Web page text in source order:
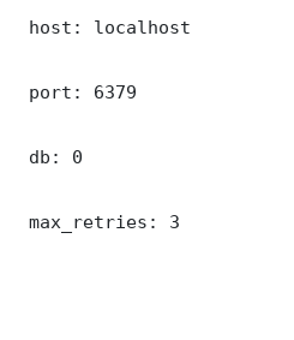
host: localhost
port: 6379
db: 0
max_retries: 3